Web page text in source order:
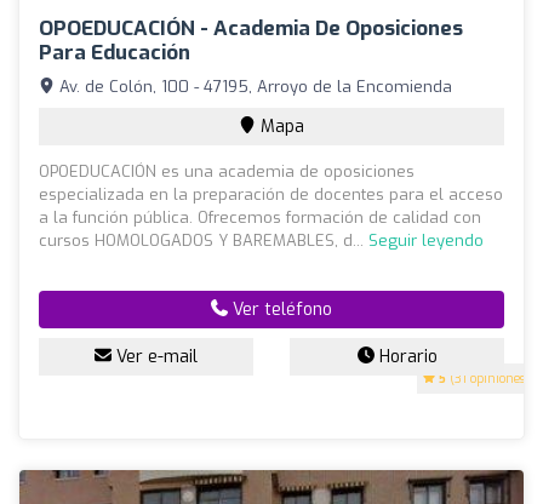
OPOEDUCACIÓN - Academia De Oposiciones
Para Educación
5 (31 opiniones)
Av. de Colón, 100 - 47195, Arroyo de la Encomienda
Mapa
OPOEDUCACIÓN es una academia de oposiciones
especializada en la preparación de docentes para el acceso
a la función pública. Ofrecemos formación de calidad con
cursos HOMOLOGADOS Y BAREMABLES, d... Seguir leyendo
Ver teléfono
Ver e-mail Horario